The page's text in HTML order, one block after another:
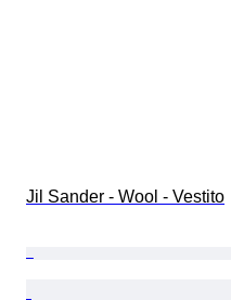
Jil Sander - Wool - Vestito